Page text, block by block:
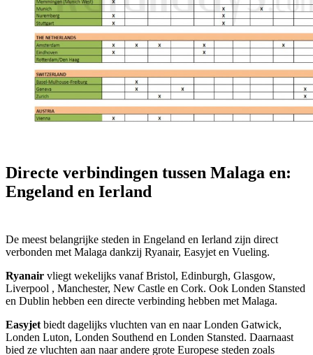
Directe verbindingen tussen Malaga en:
Engeland en Ierland
De meest belangrijke steden in Engeland en Ierland zijn direct
verbonden met Malaga dankzij Ryanair, Easyjet en Vueling.
Ryanair vliegt wekelijks vanaf Bristol, Edinburgh, Glasgow,
Liverpool , Manchester, New Castle en Cork. Ook Londen Stansted
en Dublin hebben een directe verbinding hebben met Malaga.
Easyjet biedt dagelijks vluchten van en naar Londen Gatwick,
Londen Luton, Londen Southend en Londen Stansted. Daarnaast
bied ze vluchten aan naar andere grote Europese steden zoals